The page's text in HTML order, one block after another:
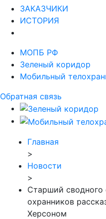
ЗАКАЗЧИКИ
ИСТОРИЯ
МОПБ РФ
Зеленый коридор
Мобильный
Обратная связь
Главная
>
Новости
>
Старший сводного
охранников
Херсоном